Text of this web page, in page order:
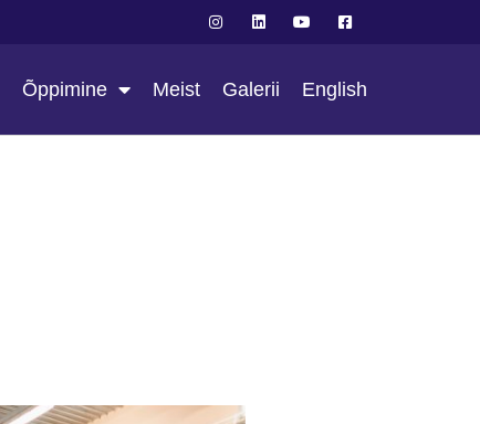
Õppimine Meist Galerii English